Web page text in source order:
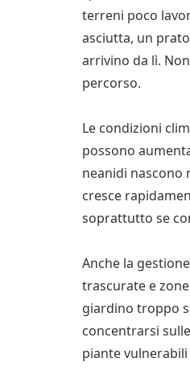
terreni poco
asciutta, un
arrivino da lì.
percorso.
Le condizioni
possono
neanidi nascono
cresce
soprattutto se
Anche la
trascurate e
giardino troppo
concentrarsi
piante